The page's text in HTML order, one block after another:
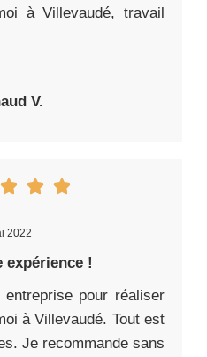
à Villevaudé, travail
V.
2022
expérience !
pour réaliser
à Villevaudé. Tout est
Je recommande sans